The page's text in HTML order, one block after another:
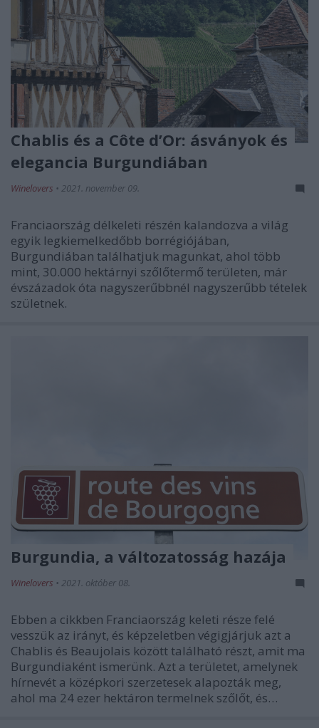
Chablis és a Côte d’Or: ásványok és
elegancia Burgundiában
Winelovers • 2021. november 09.
Franciaország délkeleti részén kalandozva a világ
egyik legkiemelkedőbb borrégiójában,
Burgundiában találhatjuk magunkat, ahol több
mint, 30.000 hektárnyi szőlőtermő területen, már
évszázadok óta nagyszerűbbnél nagyszerűbb tételek
születnek.
Burgundia, a változatosság hazája
Winelovers • 2021. október 08.
Ebben a cikkben Franciaország keleti része felé
vesszük az irányt, és képzeletben végigjárjuk azt a
Chablis és Beaujolais között található részt, amit ma
Burgundiaként ismerünk. Azt a területet, amelynek
hírnevét a középkori szerzetesek alapozták meg,
ahol ma 24 ezer hektáron termelnek szőlőt, és…